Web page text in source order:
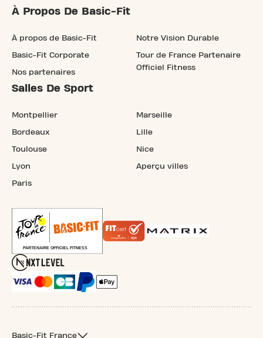
À Propos De Basic-Fit
À propos de Basic-Fit
Basic-Fit Corporate
Nos partenaires
Notre Vision Durable
Tour de France Partenaire
Officiel Fitness
Salles De Sport
Montpellier
Bordeaux
Toulouse
Lyon
Paris
Marseille
Lille
Nice
Aperçu villes
Basic-Fit France